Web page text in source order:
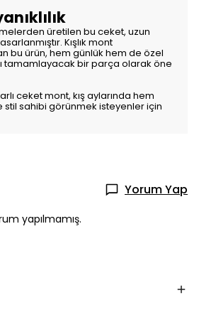
üretilen bu ceket, uzun
Kışlık mont
bu ürün, hem günlük hem de özel
tamamlayacak bir parça olarak öne
ceket mont, kış aylarında hem
stil sahibi görünmek isteyenler için
Yorum Yap
yapılmamış.